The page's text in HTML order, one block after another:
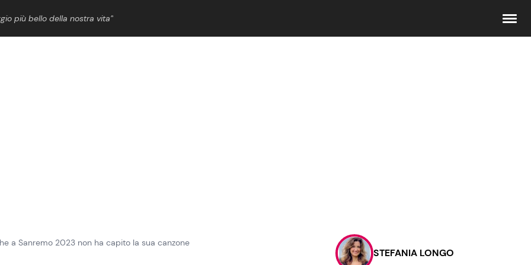
più bello della nostra vita”
Contattaci
Pubblicità
a Sanremo 2023 non ha capito la sua canzone
STEFANIA LONGO